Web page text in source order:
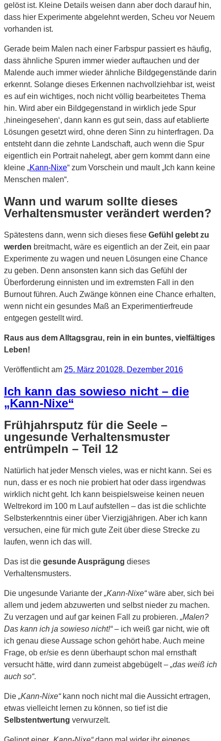
gelöst ist. Kleine Details weisen dann aber doch darauf hin,
dass hier Experimente abgelehnt werden, Scheu vor Neuem
vorhanden ist.
Gerade beim Malen nach einer Farbspur passiert es häufig,
dass ähnliche Spuren immer wieder auftauchen und der
Malende auch immer wieder ähnliche Bildgegenstände darin
erkennt. Solange dieses Erkennen nachvollziehbar ist, weist
es auf ein wichtiges, noch nicht völlig bearbeitetes Thema
hin. Wird aber ein Bildgegenstand in wirklich jede Spur
‚hineingesehen‘, dann kann es gut sein, dass auf etablierte
Lösungen gesetzt wird, ohne deren Sinn zu hinterfragen. Da
entsteht dann die zehnte Landschaft, auch wenn die Spur
eigentlich ein Portrait nahelegt, aber gern kommt dann eine
kleine „Kann-Nixe“ zum Vorschein und mault „Ich kann keine
Menschen malen“.
Wann und warum sollte dieses
Verhaltensmuster verändert werden?
Spätestens dann, wenn sich dieses fiese Gefühl gelebt zu
werden breitmacht, wäre es eigentlich an der Zeit, ein paar
Experimente zu wagen und neuen Lösungen eine Chance
zu geben. Denn ansonsten kann sich das Gefühl der
Überforderung einnisten und im extremsten Fall in den
Burnout führen. Auch Zwänge können eine Chance erhalten,
wenn nicht ein gesundes Maß an Experimentierfreude
entgegen gestellt wird.
Raus aus dem Alltagsgrau, rein in ein buntes, vielfältiges
Leben!
Veröffentlicht am 25. März 201028. Dezember 2016
Ich kann das sowieso nicht – die
„Kann-Nixe“
Frühjahrsputz für die Seele –
ungesunde Verhaltensmuster
entrümpeln – Teil 12
Natürlich hat jeder Mensch vieles, was er nicht kann. Sei es
nun, dass er es noch nie probiert hat oder dass irgendwas
wirklich nicht geht. Ich kann beispielsweise keinen neuen
Weltrekord im 100 m Lauf aufstellen – das ist die schlichte
Selbsterkenntnis einer über Vierzigjährigen. Aber ich kann
versuchen, eine für mich gute Zeit über diese Strecke zu
laufen, wenn ich das will.
Das ist die gesunde Ausprägung dieses
Verhaltensmusters.
Die ungesunde Variante der „Kann-Nixe“wäre aber, sich bei
allem und jedem abzuwerten und selbst nieder zu machen.
Zu verzagen und auf gar keinen Fall zu probieren. „Malen?
Das kann ich ja sowieso nicht!“– ich weiß gar nicht, wie oft
ich genau diese Aussage schon gehört habe. Auch meine
Frage, ob er/sie es denn überhaupt schon mal ernsthaft
versucht hätte, wird dann zumeist abgebügelt – „das weiß ich
auch so“.
Die „Kann-Nixe“kann noch nicht mal die Aussicht ertragen,
etwas vielleicht lernen zu können, so tief ist die
Selbstentwertung verwurzelt.